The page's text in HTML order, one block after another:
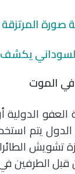
صورة
في الموت
الدولية
يتم
تشويش
الطرفين في